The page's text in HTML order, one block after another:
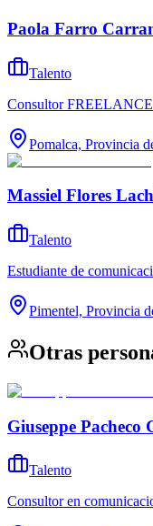
Paola Farro
Talento
Consultor
Pomalca, Provincia
Massiel Flores
Talento
Estudiante de
Pimentel, Provincia
Otras
Giuseppe Pacheco
Talento
Consultor en